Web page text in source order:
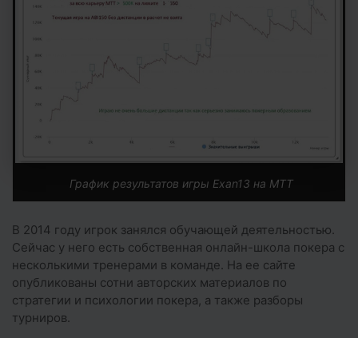
График результатов игры Exan13 на MTT
В 2014 году игрок занялся обучающей деятельностью.
Сейчас у него есть собственная онлайн-школа покера с
несколькими тренерами в команде. На ее сайте
опубликованы сотни авторских материалов по
стратегии и психологии покера, а также разборы
турниров.